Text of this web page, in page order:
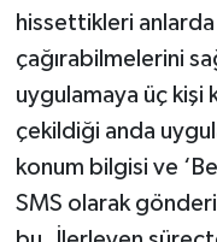
hissettikleri
çağırabilmelerini
uygulamaya üç
çekildiği anda
konum bilgisi ve
SMS olarak